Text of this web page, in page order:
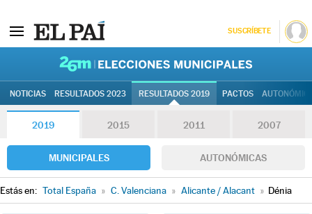
SUSCRÍBETE
NOTICIAS RESULTADOS 2023 RESULTADOS 2019 PACTOS
2019 2015 2011 2007
MUNICIPALES AUTONÓMICAS
Estás en: Total España » C. Valenciana » Alicante / Alacant » Dénia